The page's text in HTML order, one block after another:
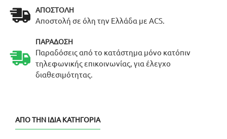
ΑΠΟΣΤΟΛΉ
Αποστολή σε όλη την Ελλάδα με ACS.
ΠΑΡΆΔΟΣΗ
Παραδόσεις από το κατάστημα μόνο κατόπιν
τηλεφωνικής επικοινωνίας, για έλεγχο
διαθεσιμότητας.
ΑΠΌ ΤΗΝ ΊΔΙΑ ΚΑΤΗΓΟΡΊΑ